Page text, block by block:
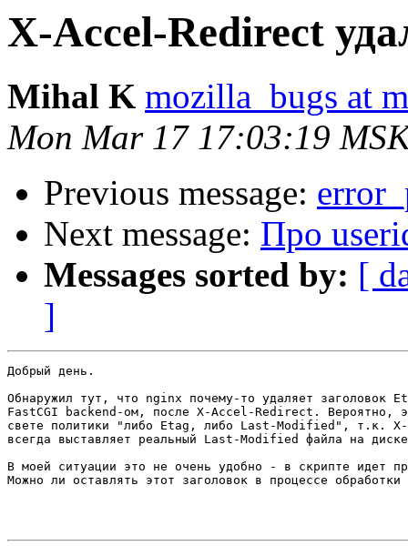
X-Accel-Redirect
Mihal K mozilla_bugs at
Mon Mar 17 17:03:19
Previous message:
Next message: Про
Messages sorted by: [
]
Добрый день.
Обнаружил тут, что nginx почему-то удаляет заголовок
FastCGI backend-ом, после X-Accel-Redirect. Вероятно,
свете политики "либо Etag, либо Last-Modified", т.к.
всегда выставляет реальный Last-Modified файла на
В моей ситуации это не очень удобно - в скрипте идет
Можно ли оставлять этот заголовок в процессе